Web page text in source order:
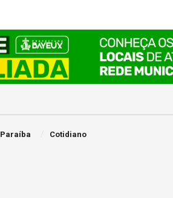
Paraíba Cotidiano